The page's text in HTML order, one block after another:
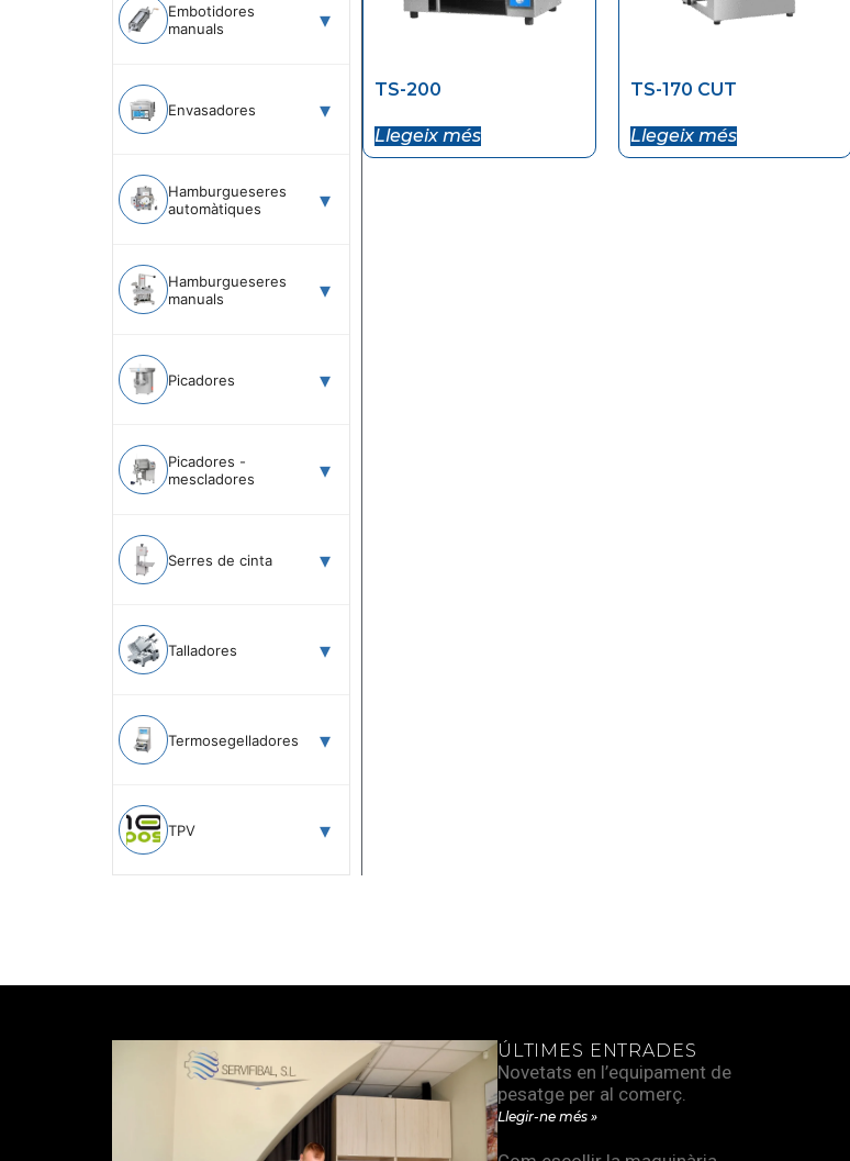
Embotidores
manuals
Envasadores
Hamburgueseres
automàtiques
Hamburgueseres
manuals
Picadores
Picadores -
mescladores
Serres de cinta
Talladores
Termosegelladores
TPV
TS-200
Llegeix més
TS-170 CUT
Llegeix més
ÚLTIMES ENTRADES
Novetats en l’equipament de
pesatge per al comerç.
Llegir-ne més »